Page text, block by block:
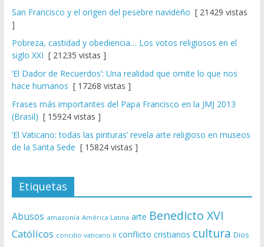
San Francisco y el origen del pesebre navideño [ 21429 vistas
]
Pobreza, castidad y obediencia… Los votos religiosos en el
siglo XXI [ 21235 vistas ]
‘El Dador de Recuerdos’: Una realidad que omite lo que nos
hace humanos [ 17268 vistas ]
Frases más importantes del Papa Francisco en la JMJ 2013
(Brasil) [ 15924 vistas ]
‘El Vaticano: todas las pinturas’ revela arte religioso en museos
de la Santa Sede [ 15824 vistas ]
Etiquetas
Abusos amazonía América Latina arte Benedicto XVI
Católicos concilio vaticano II conflicto cristianos cultura Dios